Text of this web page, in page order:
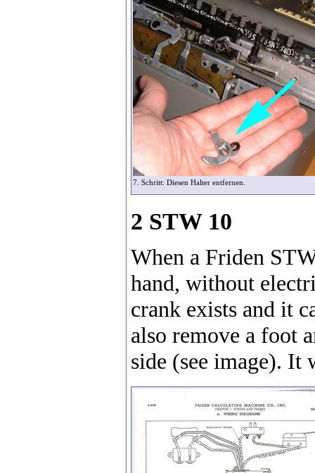
7. Schritt: Diesen Halter entfernen.
2 STW 10
When a Friden
hand, without
crank exists and it
also remove a foot
side (see image). It